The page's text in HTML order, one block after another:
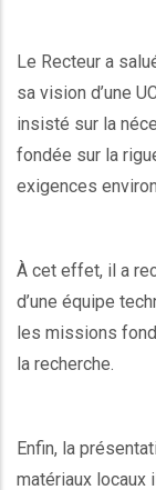
Le Recteur a
sa vision d’une
insisté sur la
fondée sur la
exigences
À cet effet, il a
d’une équipe
les missions
la recherche.
Enfin, la
matériaux locaux